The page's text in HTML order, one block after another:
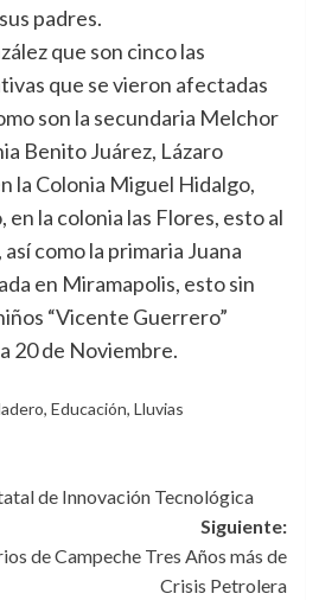
padres.
que son cinco las
que se vieron afectadas
son la secundaria Melchor
Benito Juárez, Lázaro
la Colonia Miguel Hidalgo,
la colonia las Flores, esto al
como la primaria Juana
en Miramapolis, esto sin
“Vicente Guerrero”
20 de Noviembre.
, Educación, Lluvias
de Innovación Tecnológica
Siguiente:
de Campeche Tres Años más de
Crisis Petrolera